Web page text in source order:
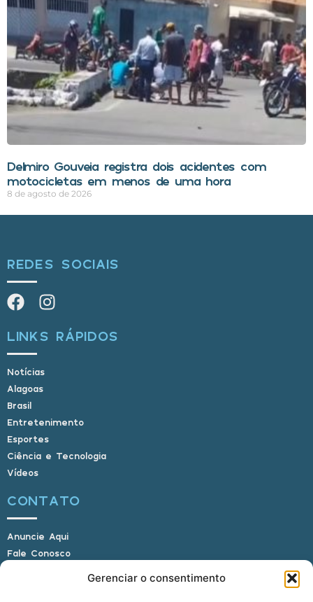
Gerenciar o consentimento
Delmiro Gouveia registra dois acidentes com
motocicletas em menos de uma hora
8 de agosto de 2026
REDES SOCIAIS
LINKS RÁPIDOS
Notícias
Alagoas
Brasil
Entretenimento
Esportes
Ciência e Tecnologia
Vídeos
CONTATO
Anuncie Aqui
Fale Conosco